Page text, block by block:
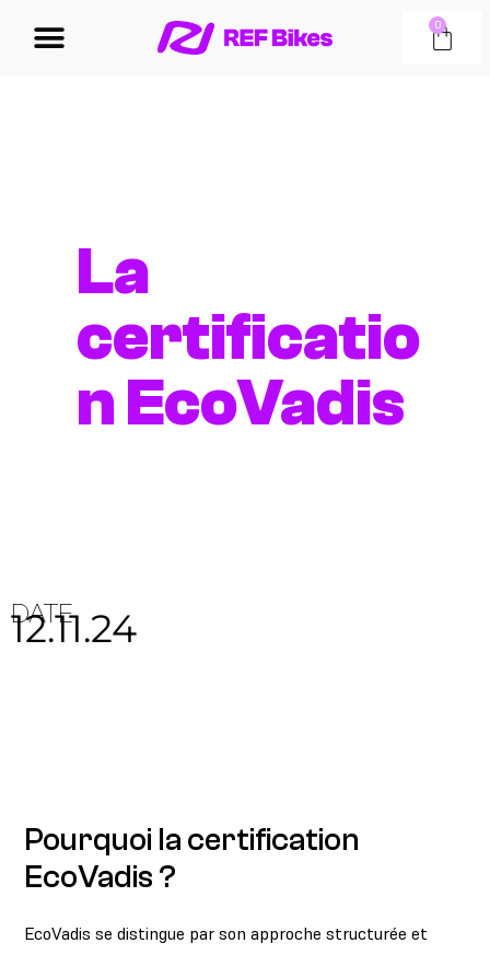
0
La
certificatio
n EcoVadis
DATE
12.11.24
Pourquoi la certification
EcoVadis ?
EcoVadis se distingue par son approche structurée et